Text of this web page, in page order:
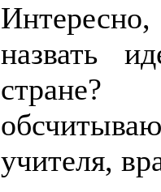
назвать
учителя,